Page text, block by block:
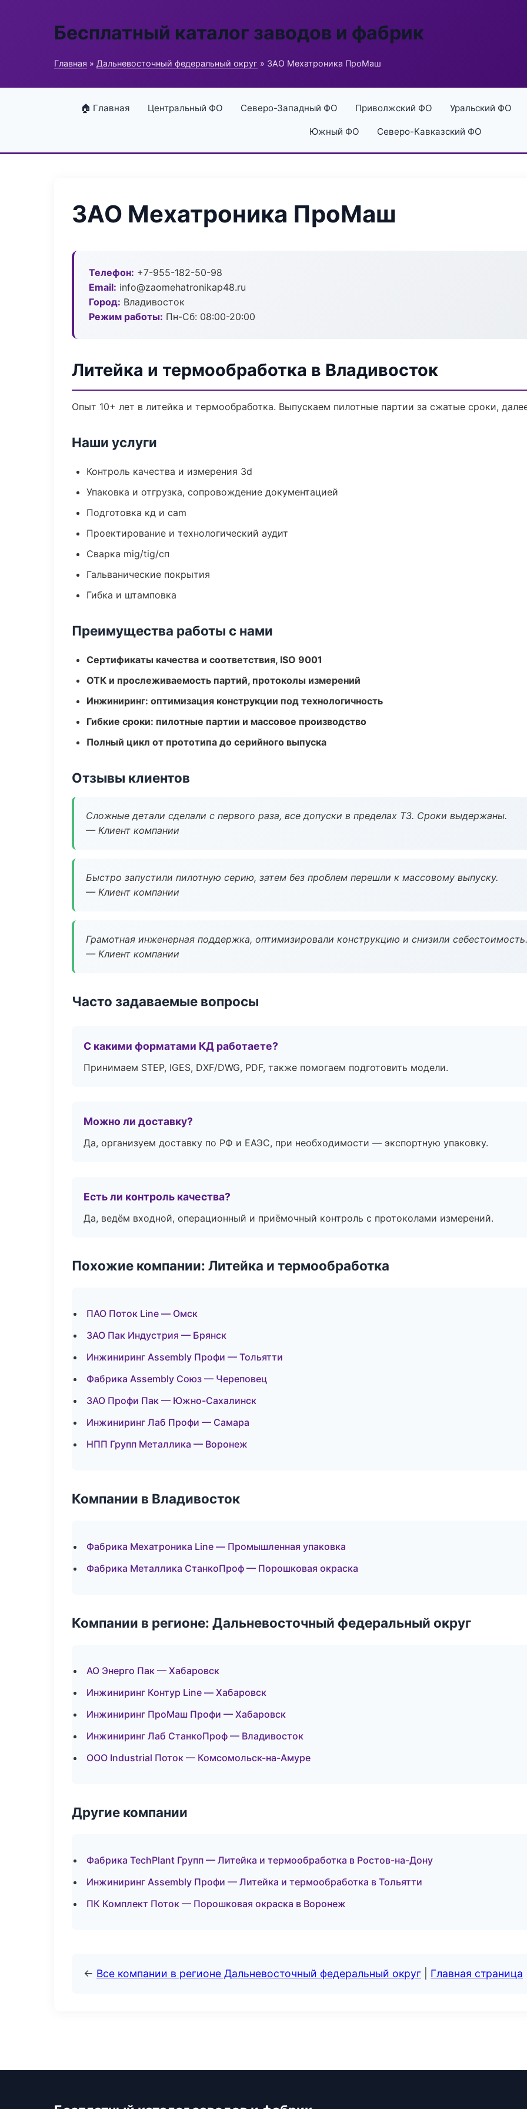
Бесплатный каталог заводов и фабрик
Главная » Дальневосточный федеральный округ » ЗАО Мехатроника ПроМаш
🏠 Главная Центральный ФО Северо-Западный ФО Приволжский ФО Уральский ФО
Южный ФО Северо-Кавказский ФО
ЗАО Мехатроника ПроМаш
Телефон: +7-955-182-50-98
Email: info@zaomehatronikap48.ru
Город: Владивосток
Режим работы: Пн-Сб: 08:00-20:00
Литейка и термообработка в Владивосток
Опыт 10+ лет в литейка и термообработка. Выпускаем пилотные партии за сжатые сроки,
Наши услуги
Контроль качества и измерения 3d
Упаковка и отгрузка, сопровождение документацией
Подготовка кд и cam
Проектирование и технологический аудит
Сварка mig/tig/сп
Гальванические покрытия
Гибка и штамповка
Преимущества работы с нами
Сертификаты качества и соответствия, ISO 9001
ОТК и прослеживаемость партий, протоколы измерений
Инжиниринг: оптимизация конструкции под технологичность
Гибкие сроки: пилотные партии и массовое производство
Полный цикл от прототипа до серийного выпуска
Отзывы клиентов
Сложные детали сделали с первого раза, все допуски в пределах ТЗ. Сроки выдержаны.
— Клиент компании
Быстро запустили пилотную серию, затем без проблем перешли к массовому выпуску.
— Клиент компании
Грамотная инженерная поддержка, оптимизировали конструкцию и снизили себестоимость.
— Клиент компании
Часто задаваемые вопросы
С какими форматами КД работаете?
Принимаем STEP, IGES, DXF/DWG, PDF, также помогаем подготовить модели.
Можно ли доставку?
Да, организуем доставку по РФ и ЕАЭС, при необходимости — экспортную упаковку.
Есть ли контроль качества?
Да, ведём входной, операционный и приёмочный контроль с протоколами измерений.
Похожие компании: Литейка и термообработка
ПАО Поток Line — Омск
ЗАО Пак Индустрия — Брянск
Инжиниринг Assembly Профи — Тольятти
Фабрика Assembly Союз — Череповец
ЗАО Профи Пак — Южно-Сахалинск
Инжиниринг Лаб Профи — Самара
НПП Групп Металлика — Воронеж
Компании в Владивосток
Фабрика Мехатроника Line — Промышленная упаковка
Фабрика Металлика СтанкоПроф — Порошковая окраска
Компании в регионе: Дальневосточный федеральный округ
АО Энерго Пак — Хабаровск
Инжиниринг Контур Line — Хабаровск
Инжиниринг ПроМаш Профи — Хабаровск
Инжиниринг Лаб СтанкоПроф — Владивосток
ООО Industrial Поток — Комсомольск-на-Амуре
Другие компании
Фабрика TechPlant Групп — Литейка и термообработка в Ростов-на-Дону
Инжиниринг Assembly Профи — Литейка и термообработка в Тольятти
ПК Комплект Поток — Порошковая окраска в Воронеж
← Все компании в регионе Дальневосточный федеральный округ Главная страница